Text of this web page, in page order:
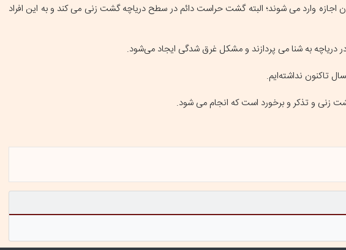
اجازه وارد می شوند؛ البته گشت حراست دائم در سطح دریاچه گشت زنی می کند و به این افراد
دریاچه به شنا می پردازند و مشکل غرق شدگی ایجاد می‌شود.
تاکنون نداشته‌ایم.
زنی و تذکر و برخورد است که انجام می شود.